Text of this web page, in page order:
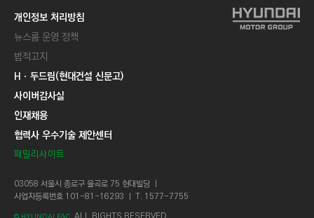
개인정보 처리방침
뉴스룸 운영 정책
법적고지
Hㆍ두드림(현대건설 신문고)
사이버감사실
인재채용
협력사 우수기술 제안센터
패밀리사이트
03058 서울시 종로구 율곡로 75 현대빌딩 ㅣ
사업자등록번호 101-81-16293 ㅣ T. 1577-7755